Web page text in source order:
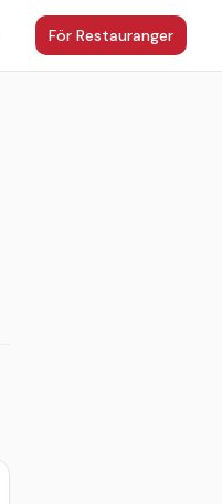
För Restauranger